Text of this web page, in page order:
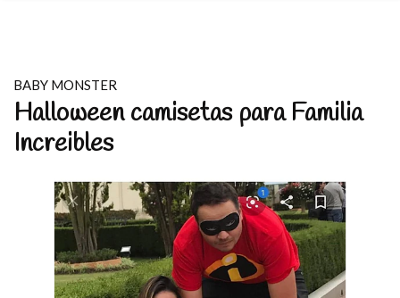
BABY MONSTER
Halloween camisetas para Familia
Increibles